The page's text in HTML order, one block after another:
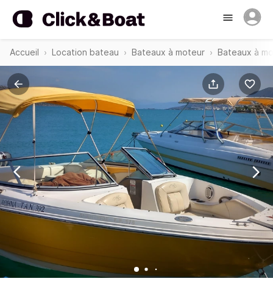
Accueil Location bateau Bateaux à moteur Bateaux à